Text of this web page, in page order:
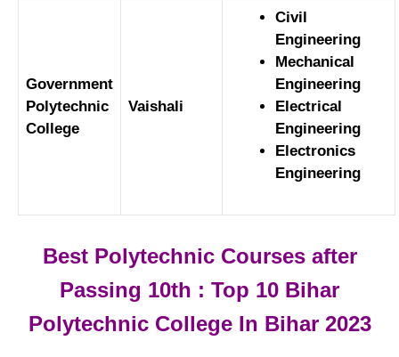
Government
Polytechnic
College
Vaishali
Civil
Engineering
Mechanical
Engineering
Electrical
Engineering
Electronics
Engineering
Best Polytechnic Courses after
Passing 10th : Top 10 Bihar
Polytechnic College In Bihar 2023